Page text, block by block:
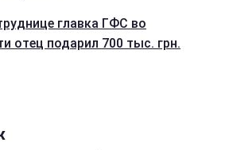
главка ГФС во
отец подарил 700 тыс. грн.